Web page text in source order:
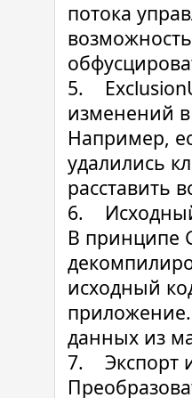
потока
5.
изменений в
Например,
удалились
расставить
6.
В принципе
исходный
данных из
7. Экспорт